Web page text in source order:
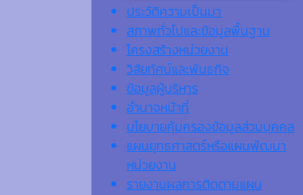
ประวัติความเป็นมา
สภาพทั่วไปและข้อมูลพื้นฐาน
โครงสร้างหน่วยงาน
วิสัยทัศน์และพันธกิจ
ข้อมูลผู้บริหาร
อำนาจหน้าที่
นโยบายคุ้มครองข้อมูลส่วนบุคคล
แผนยุทธศาสตร์หรือแผนพัฒนา
หน่วยงาน
รายงานผลการติดตามแผน